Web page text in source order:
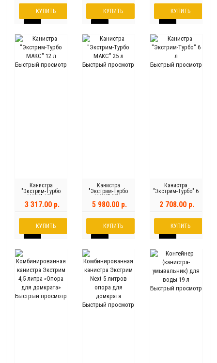
КУПИТЬ КУПИТЬ КУПИТЬ
Быстрый просмотр
Канистра
"Экстрим-Турбо
МАКС" 12 л
3 317.00 р.
КУПИТЬ
Быстрый просмотр
Канистра
"Экстрим-Турбо
МАКС" 25 л
5 980.00 р.
КУПИТЬ
Быстрый просмотр
Канистра
"Экстрим-Турбо" 6
2 708.00 р.
КУПИТЬ
Быстрый просмотр
Быстрый просмотр
Быстрый просмотр